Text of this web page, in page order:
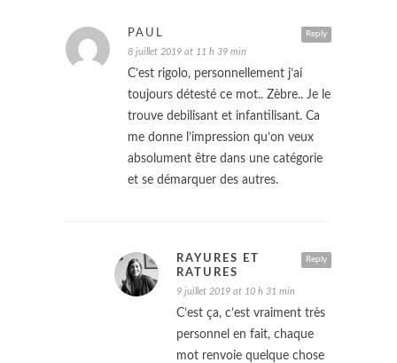
Reply
PAUL
8 juillet 2019 at 11 h 39 min
C’est rigolo, personnellement j’ai
toujours détesté ce mot.. Zèbre.. Je le
trouve debilisant et infantilisant. Ca
me donne l’impression qu’on veux
absolument être dans une catégorie
et se démarquer des autres.
Reply
RAYURES ET
RATURES
9 juillet 2019 at 10 h 31 min
C’est ça, c’est vraiment très
personnel en fait, chaque
mot renvoie quelque chose